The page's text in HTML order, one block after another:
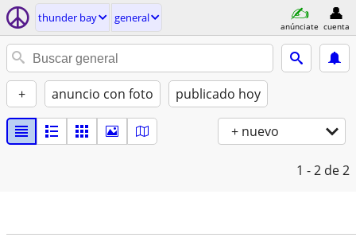
thunder bay general
anúnciate cuenta
+ anuncio con foto publicado hoy
+ nuevo
1 - 2 de 2